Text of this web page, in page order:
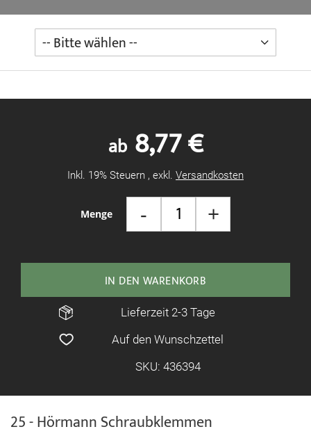
25 - Hörmann Schraubklemmen
Menge - +
ab 8,77 €
Inkl. 19% Steuern , exkl. Versandkosten
IN DEN WARENKORB
Lieferzeit 2-3 Tage
Auf den Wunschzettel
SKU: 436394